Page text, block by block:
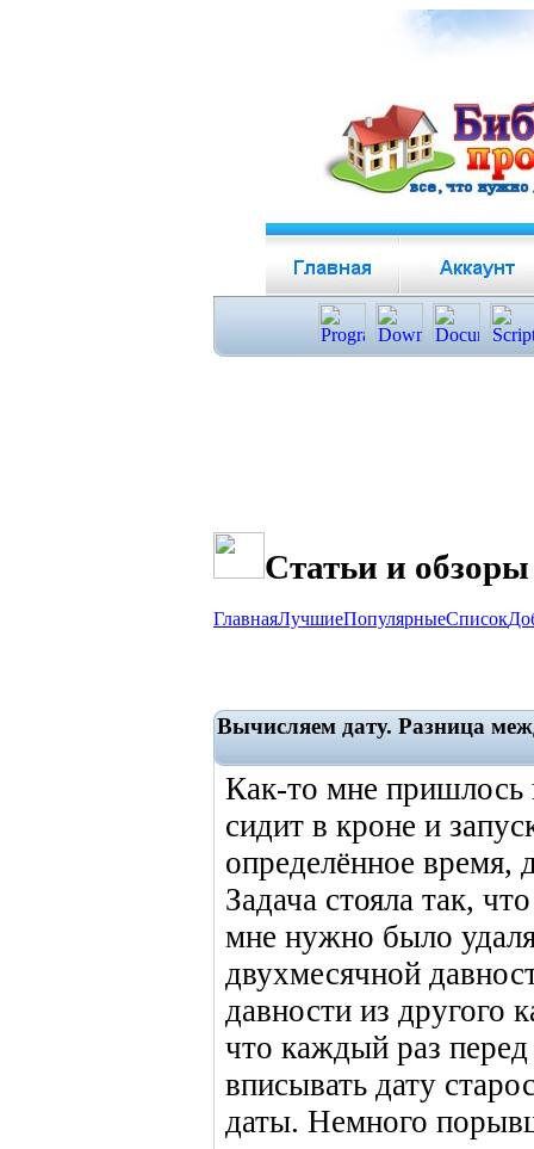
Статьи и обзоры
ГлавнаяЛучшиеПопулярныеСписок
Вычисляем дату. Разница
Как-то мне пришлось
сидит в кроне и
определённое время,
Задача стояла так,
мне нужно было
двухмесячной
давности из другого
что каждый раз
вписывать дату
даты. Немного